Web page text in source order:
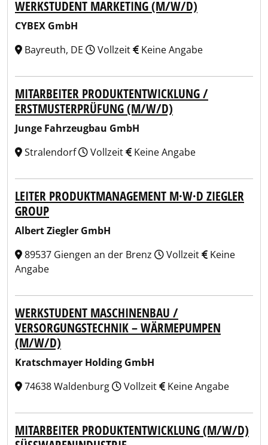
WERKSTUDENT MARKETING (M/W/D)
CYBEX GmbH
Bayreuth, DE
Vollzeit Keine Angabe
MITARBEITER PRODUKTENTWICKLUNG /
ERSTMUSTERPRÜFUNG (M/W/D)
Junge Fahrzeugbau GmbH
Stralendorf
Vollzeit Keine Angabe
LEITER PRODUKTMANAGEMENT M·W·D ZIEGLER
GROUP
Albert Ziegler GmbH
89537 Giengen an der Brenz
Vollzeit
Keine
Angabe
WERKSTUDENT MASCHINENBAU /
VERSORGUNGSTECHNIK – WÄRMEPUMPEN
(M/W/D)
Kratschmayer Holding GmbH
74638 Waldenburg
Vollzeit Keine Angabe
MITARBEITER PRODUKTENTWICKLUNG (M/W/D)